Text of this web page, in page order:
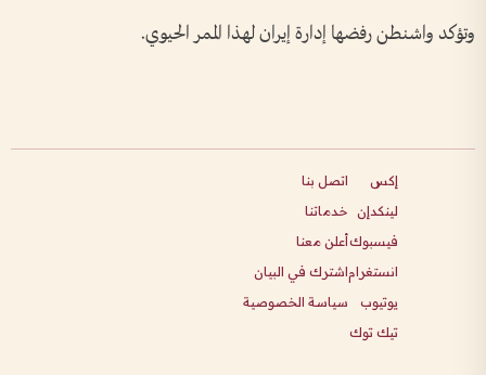
وتؤكد واشنطن رفضها إدارة إيران لهذا الممر الحيوي.
إكس
لينكدإن
فيسبوك
انستغرام
يوتيوب
تيك توك
اتصل بنا
خدماتنا
أعلن معنا
اشترك في البيان
سياسة الخصوصية